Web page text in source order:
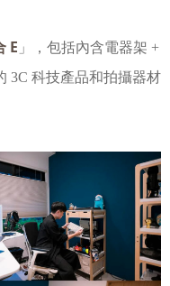
E 」，包括內含電器架 +
3C 科技產品和拍攝器材